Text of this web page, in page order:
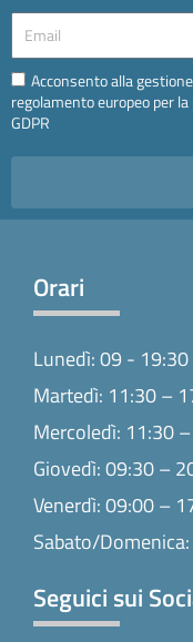
Email
Email
Acconsento alla
regolamento europeo per
GDPR
Orari
Lunedì: 09 - 19:30
Martedì: 11:30 –
Mercoledì: 11:30
Giovedì: 09:30 –
Venerdì: 09:00 –
Sabato/
Seguici sui